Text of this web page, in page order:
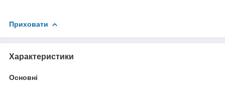
Приховати
Характеристики
Основні